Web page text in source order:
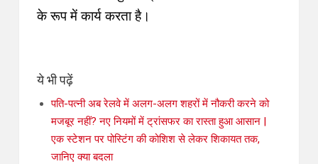
के रूप में कार्य करता है।
ये भी पढ़ें
पति-पत्नी अब रेलवे में अलग-अलग शहरों में नौकरी करने को
मजबूर नहीं? नए नियमों में ट्रांसफर का रास्ता हुआ आसान |
एक स्टेशन पर पोस्टिंग की कोशिश से लेकर शिकायत तक,
जानिए क्या बदला